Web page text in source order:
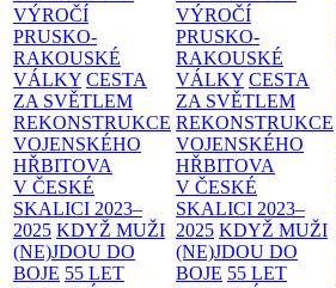
VÝROČÍ
PRUSKO-
RAKOUSKÉ
VÁLKY CESTA
ZA SVĚTLEM
REKONSTRUKCE
VOJENSKÉHO
HŘBITOVA
V ČESKÉ
SKALICI 2023–
2025 KDYŽ MUŽI
(NE)JDOU DO
BOJE 55 LET
VÝROČÍ
PRUSKO-
RAKOUSKÉ
VÁLKY CESTA
ZA SVĚTLEM
REKONSTRUKCE
VOJENSKÉHO
HŘBITOVA
V ČESKÉ
SKALICI 2023–
2025 KDYŽ MUŽI
(NE)JDOU DO
BOJE 55 LET